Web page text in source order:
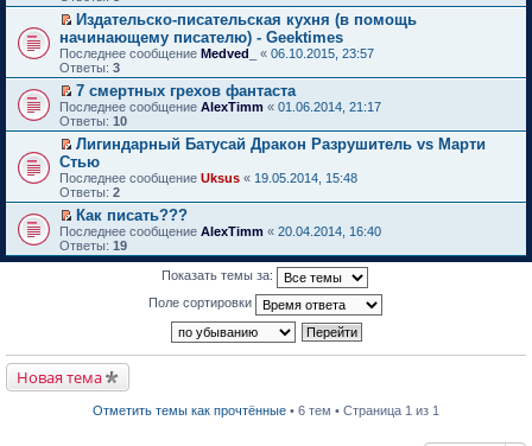
р
о
ч
и
т
а
н
н
о
м
у
с
о
о
б
щ
е
н
и
м
у
н
е
п
р
о
ч
и
т
а
н
н
о
м
у
с
о
ю
и
к
п
е
р
в
о
м
у
н
е
п
р
о
ч
и
т
а
н
о
о
б
щ
р
е
й
т
и
к
п
е
р
в
о
м
у
н
е
п
р
о
ч
м
у
с
П
е
р
е
й
т
и
к
п
е
р
в
о
м
у
н
е
а
н
н
Издательско-писательская кухня (в помощь
начинающему писателю) - Geektimes
Последнее сообщение Medved_ « 06.10.2015, 23:57
Ответы: 3
П
е
р
е
й
т
и
к
п
е
р
в
р
о
ч
7 смертных грехов фантаста
Последнее сообщение AlexTimm « 01.06.2014, 21:17
Ответы: 10
П
е
р
е
й
т
и
к
у
е
Лигиндарный Батусай Дракон Разрушитель vs Марти
Стью
Последнее сообщение Uksus « 19.05.2014, 15:48
Ответы: 2
П
е
р
е
в
Как писать???
Последнее сообщение AlexTimm « 20.04.2014, 16:40
Ответы: 19
Показать темы за:
Поле сортировки
Новая тема
Отметить темы как прочтённые • 6 тем • Страница 1 из 1